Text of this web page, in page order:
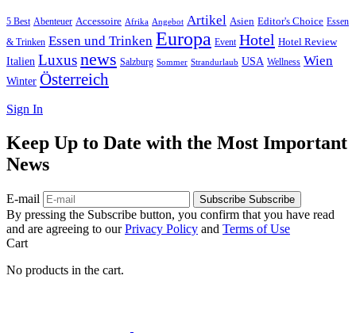
5 Best Abenteuer Accessoire Afrika Angebot Artikel Asien Editor's Choice Essen
& Trinken Essen und Trinken Europa Event Hotel Hotel Review
Italien Luxusnews Salzburg Sommer Strandurlaub USA Wellness Wien
Winter Österreich
Sign In
Keep Up to Date with the Most Important
News
E-mail Subscribe Subscribe
By pressing the Subscribe button, you confirm that you have read
and are agreeing to ourPrivacy Policy and Terms of Use
Cart
No products in the cart.